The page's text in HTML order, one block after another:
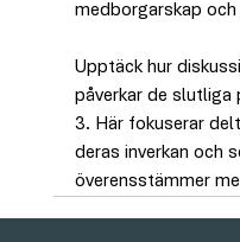
medborgarskap och
Upptäck hur
påverkar de slutliga
3. Här fokuserar
deras inverkan och
överensstämmer